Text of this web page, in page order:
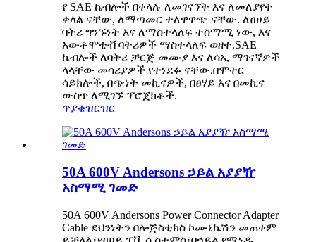
የ SAE ኬብሎች በቀላሉ ለመገናኘት እና ለመለያየት
ቀላል ናቸው, ለማጣመር ተለዋዋጭ ናቸው. ለፀሀይ
ባትሪ ግንኙነት እና ለማስተላለፍ ተስማሚ ነው, እና
አውቶሞቲቭ ባትሪዎች ማስተላለፍ ወዘተ.SAE
ኬብሎች ለባትሪ ቻርጅ መሙያ እና ለሳኢ ማገናኛዎች
ላላቸው መሳሪያዎች የተነደፉ ናቸው.በሞተር
ሳይክሎች, በጭነት መኪናዎች, በፀሃይ እና በመኪና
ውስጥ ለሚገኙ ፕሮጀክቶች.
ጥያቄዝርዝር
50A 600V Andersons ኃይል አያያዥ
አስማሚ ገመድ
50A 600V Andersons Power Connector Adapter
Cable ደህንነትን በሎጅስቲክስ ኮሙኒኬሽን መጠቀም